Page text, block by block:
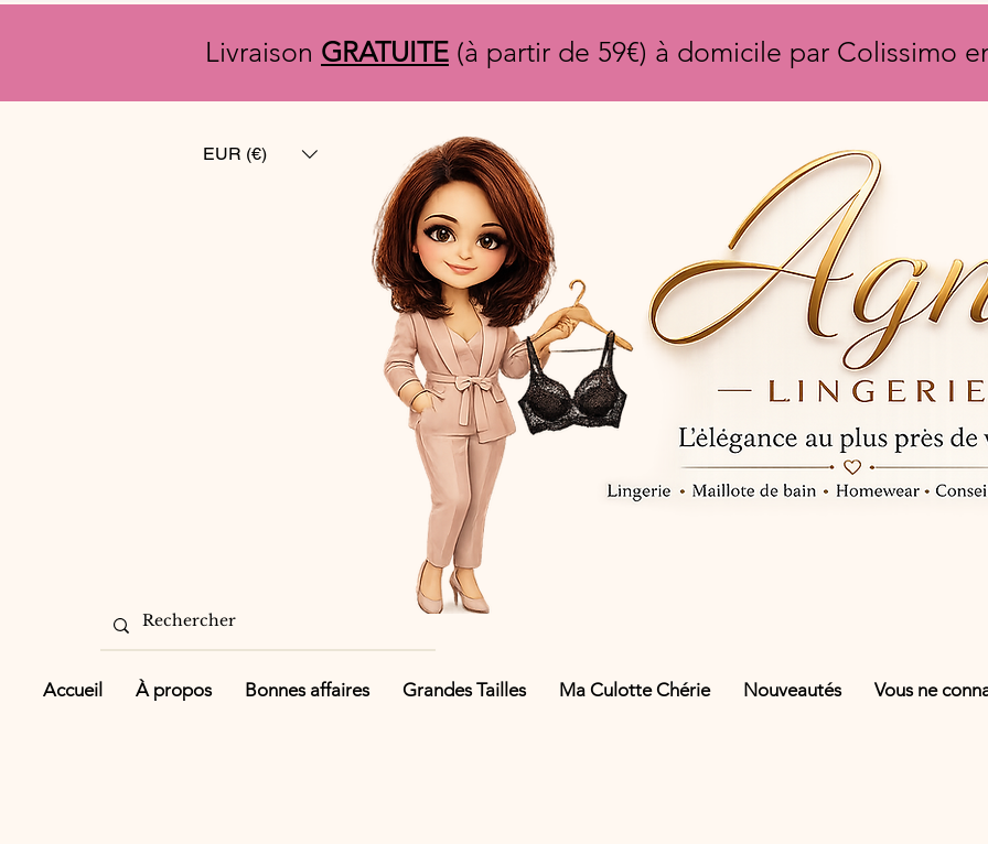
Livraison GRATUITE (à partir de 59€) à domicile par Colissimo
EUR (€)
Accueil À propos Bonnes affaires Grandes Tailles Ma Culotte Chérie Nouveautés Vous ne